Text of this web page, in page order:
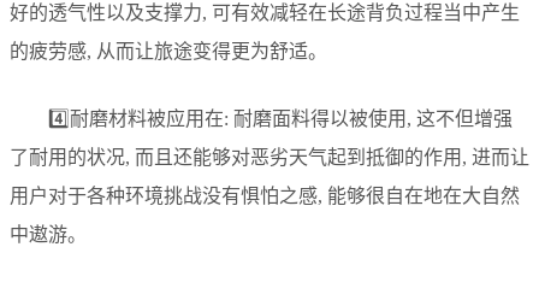
好的透气性以及支撑力, 可有效减轻在长途背负过程当中产生
的疲劳感, 从而让旅途变得更为舒适。
4️⃣耐磨材料被应用在: 耐磨面料得以被使用, 这不但增强
了耐用的状况, 而且还能够对恶劣天气起到抵御的作用, 进而让
用户对于各种环境挑战没有惧怕之感, 能够很自在地在大自然
中遨游。